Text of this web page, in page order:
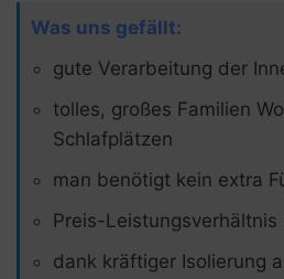
Was uns gefällt:
gute Verarbeitung der
tolles, großes Familien
Schlafplätzen
man benötigt kein extra
Preis-Leistungsverhältnis
dank kräftiger Isolierung